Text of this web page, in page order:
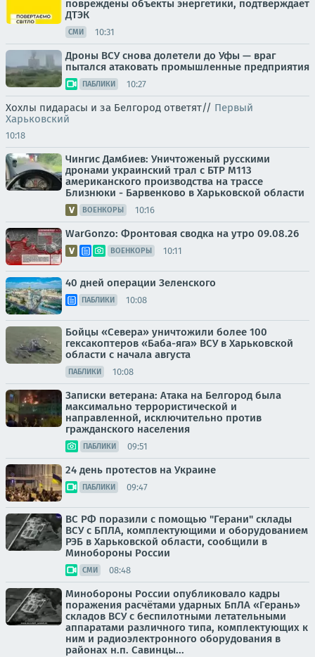
повреждены объекты энергетики, подтверждает
ДТЭК
СМИ 10:31
Дроны ВСУ снова долетели до Уфы — враг
пытался атаковать промышленные предприятия
ПАБЛИКИ 10:27
Хохлы пидарасы и за Белгород ответят// Первый
Харьковский
10:18
Чингис Дамбиев: Уничтоженый русскими
дронами украинский трал с БТР М113
американского производства на трассе
Близнюки - Барвенково в Харьковской области
ВОЕНКОРЫ 10:16
WarGonzo: Фронтовая сводка на утро 09.08.26
ВОЕНКОРЫ 10:11
40 дней операции Зеленского
ПАБЛИКИ 10:08
Бойцы «Севера» уничтожили более 100
гексакоптеров «Баба-яга» ВСУ в Харьковской
области с начала августа
ПАБЛИКИ 10:08
Записки ветерана: Атака на Белгород была
максимально террористической и
направленной, исключительно против
гражданского населения
ПАБЛИКИ 09:51
24 день протестов на Украине
ПАБЛИКИ 09:47
ВС РФ поразили с помощью "Герани" склады
ВСУ с БПЛА, комплектующими и оборудованием
РЭБ в Харьковской области, сообщили в
Минобороны России
СМИ 08:48
Минобороны России опубликовало кадры
поражения расчётами ударных БпЛА «Герань»
складов ВСУ с беспилотными летательными
аппаратами различного типа, комплектующих к
ним и радиоэлектронного оборудования в
районах н.п. Савинцы...